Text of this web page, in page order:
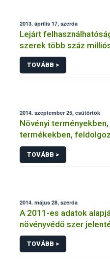
2013. április 17, szerda
Lejárt
szerek több száz
NÉBIH
TOVÁBB >
2014. szeptember 25, csütörtök
Növényi
termékekben,
TOVÁBB >
2014. május 28, szerda
A 2011-es adatok
növényvédő szer
TOVÁBB >